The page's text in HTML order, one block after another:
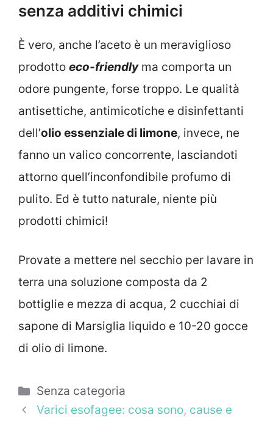
senza additivi chimici
È vero, anche l’aceto è un meraviglioso
prodotto eco-friendlyma comporta un
odore pungente, forse troppo. Le qualità
antisettiche, antimicotiche e disinfettanti
dell’olio essenziale di limone, invece, ne
fanno un valico concorrente, lasciandoti
attorno quell’inconfondibile profumo di
pulito. Ed è tutto naturale, niente più
prodotti chimici!
Provate a mettere nel secchio per lavare in
terra una soluzione composta da 2
bottiglie e mezza di acqua, 2 cucchiai di
sapone di Marsiglia liquido e 10-20 gocce
di olio di limone.
Categorie
Senza categoria
Varici esofagee: cosa sono, cause e